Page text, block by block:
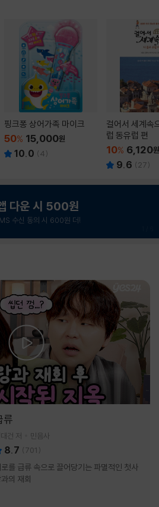
핑크퐁 상어가족 마이크
50% 15,000원
10.0 (4)
걸어서 세계속
럽 동유럽 편
10% 6,120원
9.6 ( 27)
다운 시 500원
수신 동의 시 600원 더!
류
건 저 민음사
8.7 (701 )
를 급류 속으로 끌어당기는 파멸적인 첫사
의 재회